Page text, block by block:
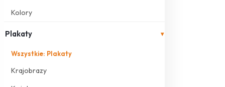
Kolory
Plakaty ▾
Wszystkie: Plakaty
Krajobrazy